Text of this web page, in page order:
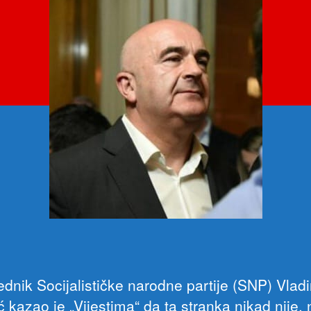
Socijalističke narodne partije (SNP)
kazao je „Vijestima“ da ta stranka nikad nije,